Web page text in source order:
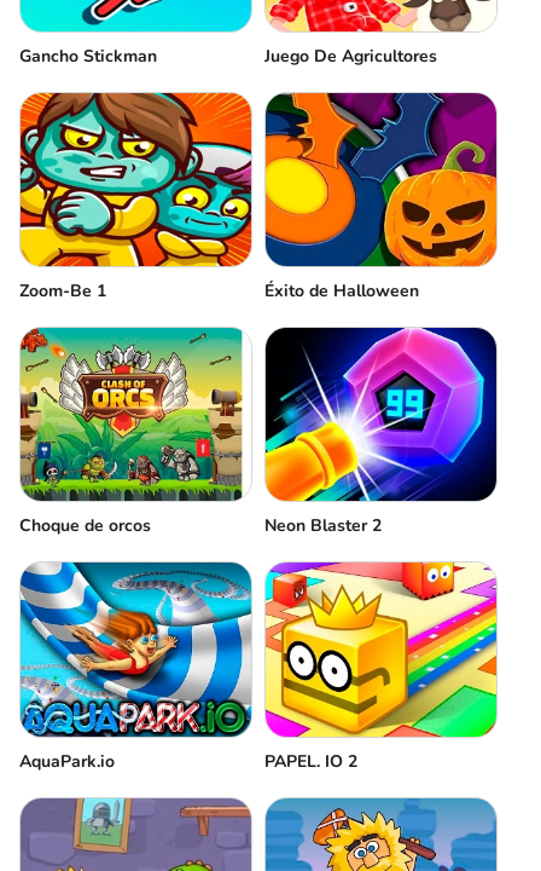
Gancho Stickman Juego De Agricultores
Zoom-Be 1 Éxito de Halloween
Choque de orcos Neon Blaster 2
AquaPark.io PAPEL. IO 2